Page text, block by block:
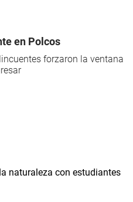
en Polcos
forzaron la ventana